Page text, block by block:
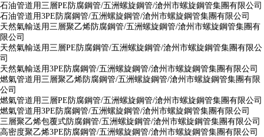
石油管道用三層PE防腐鋼管/五洲螺旋鋼管/滄州市螺旋鋼管集團有限公司
石油管道用3PE防腐鋼管/五洲螺旋鋼管/滄州市螺旋鋼管集團有限公司
天然氣輸送用三層聚乙烯防腐鋼管/五洲螺旋鋼管/滄州市螺旋鋼管集團有
限公司
天然氣輸送用三層PE防腐鋼管/五洲螺旋鋼管/滄州市螺旋鋼管集團有限公
司
天然氣輸送用3PE防腐鋼管/五洲螺旋鋼管/滄州市螺旋鋼管集團有限公司
燃氣管道用三層聚乙烯防腐鋼管/五洲螺旋鋼管/滄州市螺旋鋼管集團有限
公司
燃氣管道用三層PE防腐鋼管/五洲螺旋鋼管/滄州市螺旋鋼管集團有限公司
燃氣管道用3PE防腐鋼管/五洲螺旋鋼管/滄州市螺旋鋼管集團有限公司
三層聚乙烯包覆式防腐鋼管/五洲螺旋鋼管/滄州市螺旋鋼管集團有限公司
高密度聚乙烯3PE防腐鋼管/五洲螺旋鋼管/滄州市螺旋鋼管集團有限公司